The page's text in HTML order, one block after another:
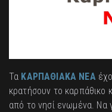
Τα ΚΑΡΠΑΘΙΑΚΑ ΝΕΑ
κρατήσουν το καρπάθικο
από το νησί ενωμένα. Να